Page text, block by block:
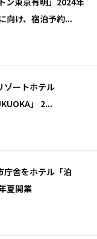
向け、宿泊予約...
ゾートホテル
」 2...
庁舎をホテル「泊
夏開業